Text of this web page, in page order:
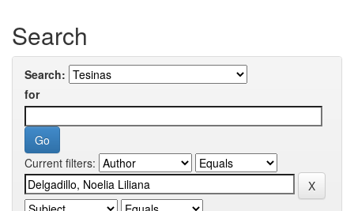
Search
Search:
for
Current filters: